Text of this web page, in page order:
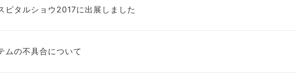
ピタルショウ2017に出展しました
ムの不具合について